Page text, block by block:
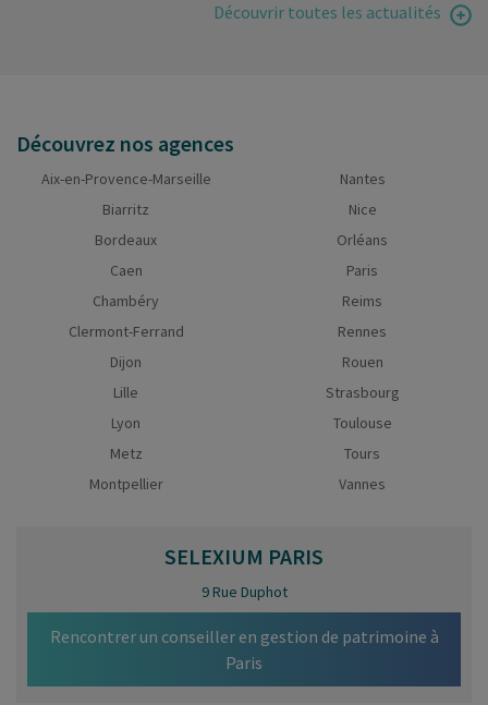
Découvrir toutes les actualités
Découvrez nos agences
Aix-en-Provence-Marseille
Biarritz
Bordeaux
Caen
Chambéry
Clermont-Ferrand
Dijon
Lille
Lyon
Metz
Montpellier
Nantes
Nice
Orléans
Paris
Reims
Rennes
Rouen
Strasbourg
Toulouse
Tours
Vannes
SELEXIUM PARIS
9 Rue Duphot
Rencontrer un conseiller en gestion de patrimoine à
Paris